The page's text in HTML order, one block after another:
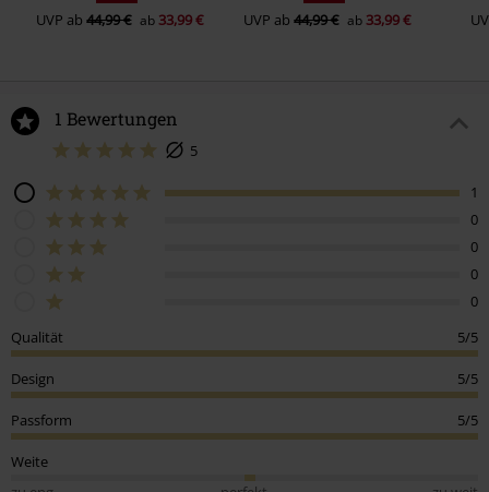
UVP ab44,99 € ab33,99 € UVP ab44,99 € ab33,99 €
1 Bewertungen
5
1
0
0
0
0
Qualität
5/5
Design 5/5
Passform 5/5
Weite